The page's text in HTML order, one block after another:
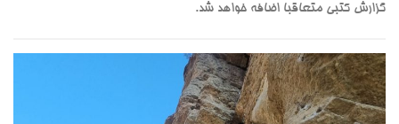
گزارش کتبی متعاقبا اضافه خواهد شد.